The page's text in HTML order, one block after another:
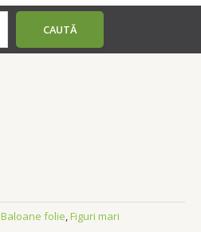
CAUTĂ
Baloane folie,Figuri mari